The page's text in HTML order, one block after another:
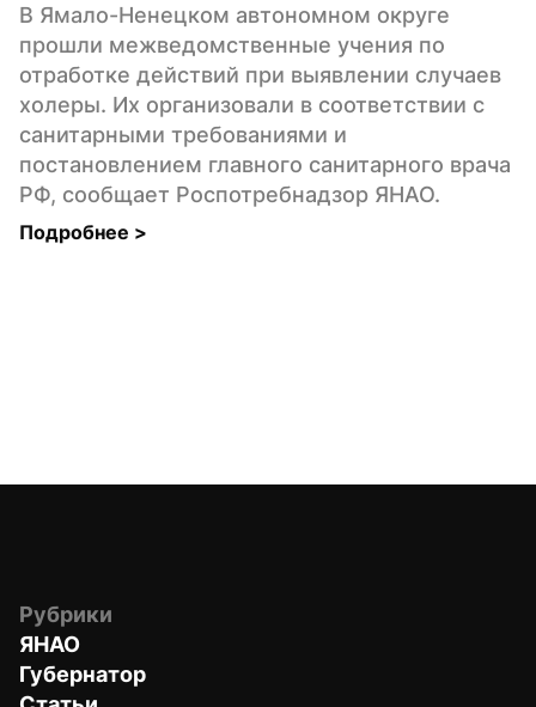
В Ямало-Ненецком автономном округе
прошли межведомственные учения по
отработке действий при выявлении случаев
холеры. Их организовали в соответствии с
санитарными требованиями и
постановлением главного санитарного врача
РФ, сообщает Роспотребнадзор ЯНАО.
Подробнее >
Рубрики
ЯНАО
Губернатор